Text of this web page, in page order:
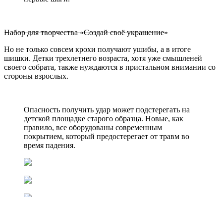
Набор для творчества «Создай своё украшение»
Но не только совсем крохи получают ушибы, а в итоге
шишки. Детки трехлетнего возраста, хотя уже смышленей
своего собрата, также нуждаются в пристальном внимании со
стороны взрослых.
Опасность получить удар может подстерегать на
детской площадке старого образца. Новые, как
правило, все оборудованы современным
покрытием, который предостерегает от травм во
время падения.